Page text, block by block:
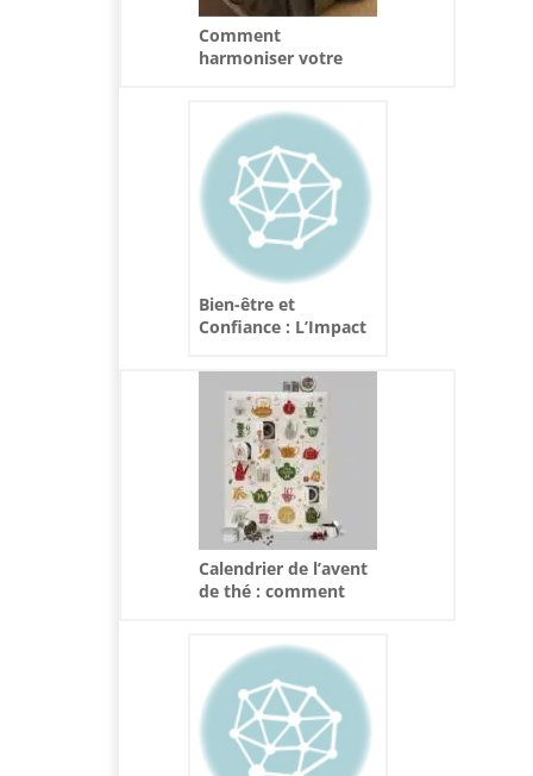
Comment
harmoniser votre
Bien-être et
Confiance : L’Impact
à sa Morphologie
Calendrier de l’avent
de thé : comment
en un moment cosy
et délicieux